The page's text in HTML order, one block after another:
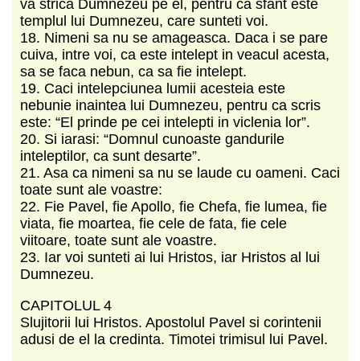
va strica Dumnezeu pe el, pentru ca sfant este
templul lui Dumnezeu, care sunteti voi.
18. Nimeni sa nu se amageasca. Daca i se pare
cuiva, intre voi, ca este intelept in veacul acesta,
sa se faca nebun, ca sa fie intelept.
19. Caci intelepciunea lumii acesteia este
nebunie inaintea lui Dumnezeu, pentru ca scris
este: “El prinde pe cei intelepti in viclenia lor”.
20. Si iarasi: “Domnul cunoaste gandurile
inteleptilor, ca sunt desarte”.
21. Asa ca nimeni sa nu se laude cu oameni. Caci
toate sunt ale voastre:
22. Fie Pavel, fie Apollo, fie Chefa, fie lumea, fie
viata, fie moartea, fie cele de fata, fie cele
viitoare, toate sunt ale voastre.
23. Iar voi sunteti ai lui Hristos, iar Hristos al lui
Dumnezeu.
CAPITOLUL 4
Slujitorii lui Hristos. Apostolul Pavel si corintenii
adusi de el la credinta. Timotei trimisul lui Pavel.